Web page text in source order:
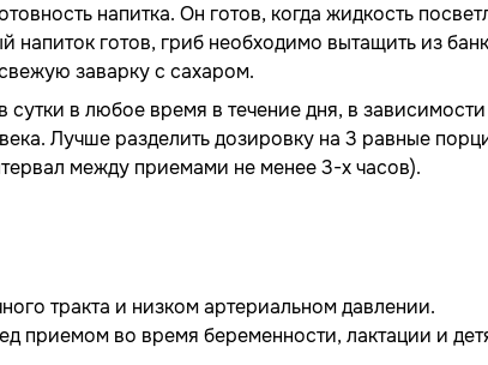
напитка. Он готов, когда жидкость
готов, гриб необходимо вытащить из
заварку с сахаром.
в любое время в течение дня, в
Лучше разделить дозировку на 3 равные
между приемами не менее 3-х часов).
тракта и низком артериальном давлении.
приемом во время беременности, лактации и